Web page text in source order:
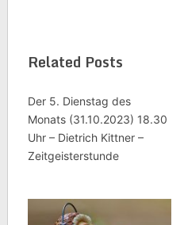
Related Posts
Der 5. Dienstag des
Monats (31.10.2023) 18.30
Uhr – Dietrich Kittner –
Zeitgeisterstunde